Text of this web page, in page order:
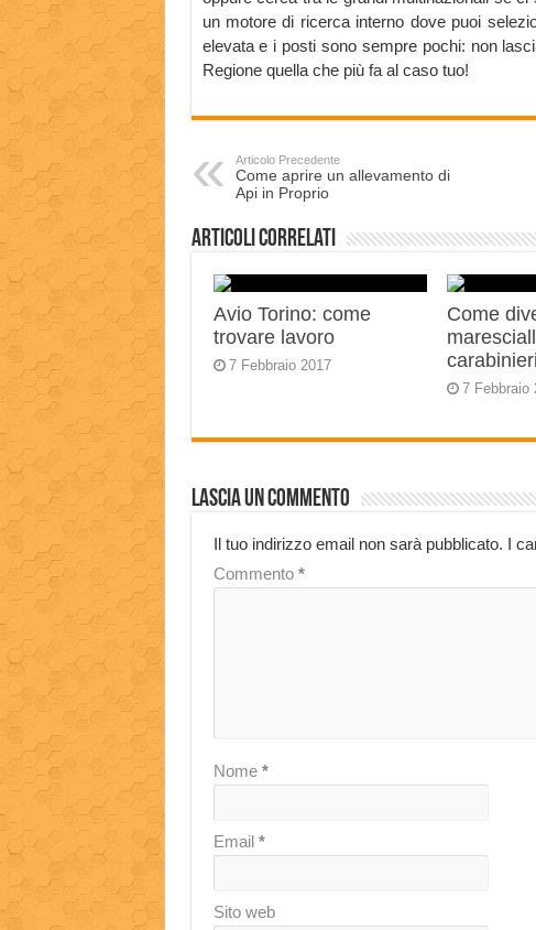
un motore di ricerca interno dove puoi
elevata e i posti sono sempre pochi: non
Regione quella che più fa al caso tuo!
Articolo Precedente
Come aprire un allevamento di
Api in Proprio
Articoli correlati
Avio Torino: come
trovare lavoro
7 Febbraio 2017
Come
carabinieri
7 Febbraio
Lascia un commento
Il tuo indirizzo email non sarà pubblicato. I
Commento *
Nome *
Email *
Sito web